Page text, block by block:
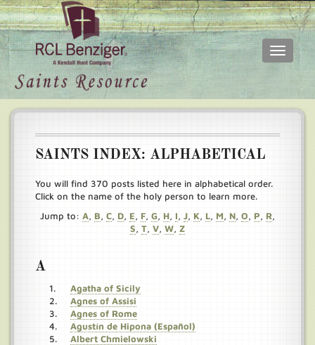
Skip
Toggle
Main
SAINTS INDEX: ALPHABETICAL
You will find 370 posts listed here in alphabetical order.
Click on the name of the holy person to learn more.
Jump to: A B C D E F G H I J K L M N O P R
S T V W Z
A
Agatha of Sicily
Agnes of Assisi
Agnes of Rome
Agustín de Hipona (Español)
Albert Chmielowski